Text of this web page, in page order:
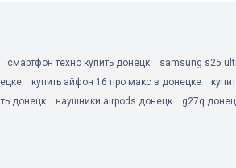
смартфон техно купить донецк samsung s25
купить айфон 16 про макс в донецке
донецк наушники airpods донецк g27q